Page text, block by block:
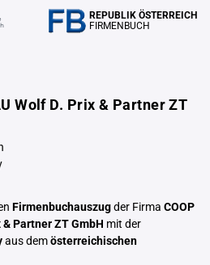
REPUBLIK ÖSTERREICH
FIRMENBUCH
Wolf D. Prix & Partner ZT
Firmenbuchauszugder Firma COOP
Partner ZT GmbH mit der
aus demösterreichischen